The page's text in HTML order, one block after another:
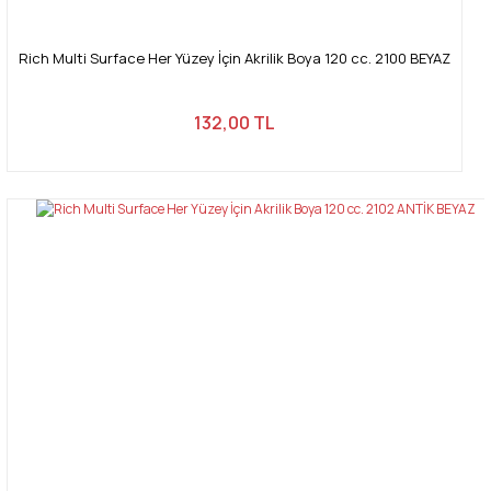
Rich Multi Surface Her Yüzey İçin Akrilik Boya 120 cc. 2100 BEYAZ
132,00 TL